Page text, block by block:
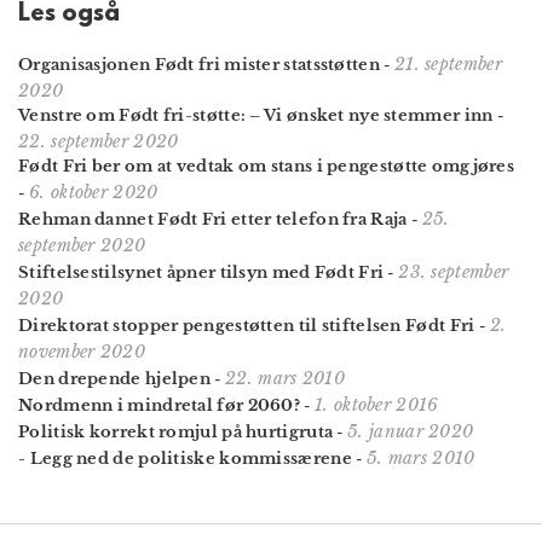
Les også
Organisasjonen Født fri mister statsstøtten- 21. september
2020
Venstre om Født fri-støtte: – Vi ønsket nye stemmer inn-
22. september 2020
Født Fri ber om at vedtak om stans i pengestøtte omgjøres
- 6. oktober 2020
Rehman dannet Født Fri etter telefon fra Raja - 25.
september 2020
Stiftelsestilsynet åpner tilsyn med Født Fri -23. september
2020
Direktorat stopper pengestøtten til stiftelsen Født Fri - 2.
november 2020
Den drepende hjelpen- 22. mars 2010
Nordmenn i mindretal før 2060? - 1. oktober 2016
Politisk korrekt romjul på hurtigruta -5. januar 2020
- Legg ned de politiske kommissærene - 5. mars 2010